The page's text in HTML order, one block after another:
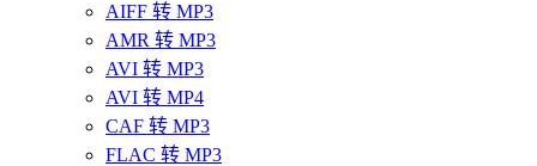
AIFF 转 MP3
AMR 转 MP3
AVI 转 MP3
AVI 转 MP4
CAF 转 MP3
FLAC 转 MP3